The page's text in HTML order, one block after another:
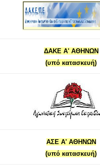
ΔΑΚΕ Α' ΑΘΗΝΩΝ
(υπό κατασκευή)
ΑΣΕ Α' ΑΘΗΝΩΝ
(υπό κατασκευή)